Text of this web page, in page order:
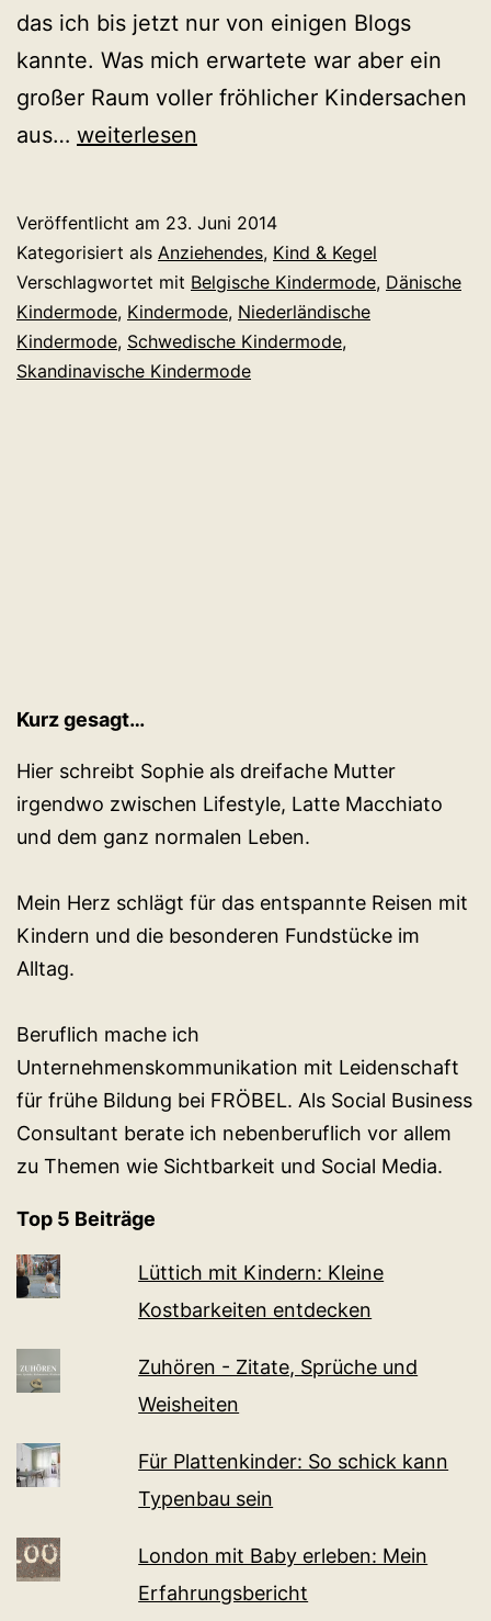
das ich bis jetzt nur von einigen Blogs
kannte. Was mich erwartete war aber ein
großer Raum voller fröhlicher Kindersachen
aus… Scandic
Berlin:
Fröhliche
Kindermode
(nicht
weiterlesen
Veröffentlicht am 23. Juni 2014
Kategorisiert als Anziehendes, Kind & Kegel
Verschlagwortet mit Belgische Kindermode, Dänische
Kindermode, Kindermode, Niederländische
Kindermode, Schwedische Kindermode,
Skandinavische Kindermode
Kurz gesagt…
Hier schreibt Sophie als dreifache Mutter
irgendwo zwischen Lifestyle, Latte Macchiato
und dem ganz normalen Leben.
Mein Herz schlägt für das entspannte Reisen mit
Kindern und die besonderen Fundstücke im
Alltag.
Beruflich mache ich
Unternehmenskommunikation mit Leidenschaft
für frühe Bildung bei FRÖBEL. Als Social Business
Consultant berate ich nebenberuflich vor allem
zu Themen wie Sichtbarkeit und Social Media.
Top 5 Beiträge
Lüttich mit Kindern: Kleine
Kostbarkeiten entdecken
Zuhören - Zitate, Sprüche und
Weisheiten
Für Plattenkinder: So schick kann
Typenbau sein
London mit Baby erleben: Mein
Erfahrungsbericht